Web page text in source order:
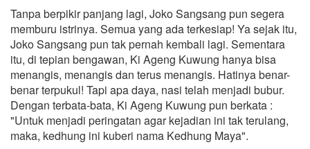
Tanpa berpikir panjang lagi, Joko Sangsang pun segera
memburu istrinya. Semua yang ada terkesiap! Ya sejak itu,
Joko Sangsang pun tak pernah kembali lagi. Sementara
itu, di tepian bengawan, Ki Ageng Kuwung hanya bisa
menangis, menangis dan terus menangis. Hatinya benar-
benar terpukul! Tapi apa daya, nasi telah menjadi bubur.
Dengan terbata-bata, Ki Ageng Kuwung pun berkata :
"Untuk menjadi peringatan agar kejadian ini tak terulang,
maka, kedhung ini kuberi nama Kedhung Maya".